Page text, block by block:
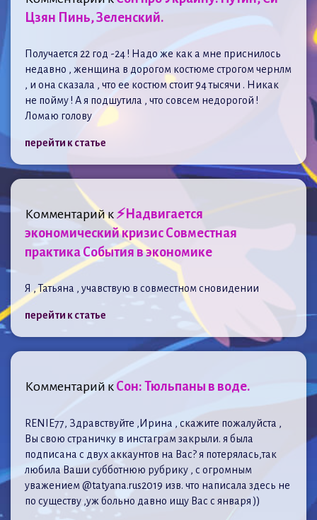
Цзян Пинь, Зеленский.
Получается 22 год -24 ! Надо же как а мне приснилось
недавно , женщина в дорогом костюме строгом чернлм
, и она сказала , что ее костюм стоит 94 тысячи . Никак
не пойму ! А я подшутила , что совсем недорогой !
Ломаю голову
перейти к статье
Комментарий к ⚡Надвигается
экономический кризис Совместная
практика События в экономике
Я , Татьяна , учавствую в совместном сновидении
перейти к статье
Комментарий к Сон: Тюльпаны в воде.
RENIE77, Здравствуйте ,Ирина , скажите пожалуйста ,
Вы свою страничку в инстаграм закрыли. я была
подписана с двух аккаунтов на Вас? я потерялась,так
любила Ваши субботнюю рубрику , с огромным
уважением @tatyana.rus2019 изв. что написала здесь не
по существу ,уж больно давно ищу Вас с января ))